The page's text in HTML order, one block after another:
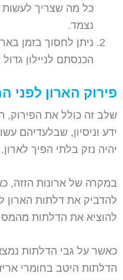
כל מה שצריך לעשות
נצמד.
ניתן לחסוך בזמן
הכנסתם לניילון
פירוק הארון לפני
שלב זה כולל את הפירוק,
ידע וניסיון, שבלעדיהם
יהיה נזק בלתי הפיך לארון.
במקרה של ארונות הזזה,
להדביק את דלתות הארון
להוציא את הדלתות
כאשר על גבי הדלתות
הדלתות היטב בחומרי